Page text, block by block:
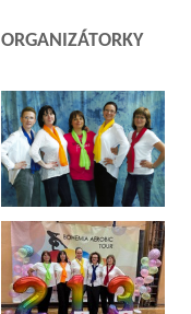
ORGANIZÁTORKY